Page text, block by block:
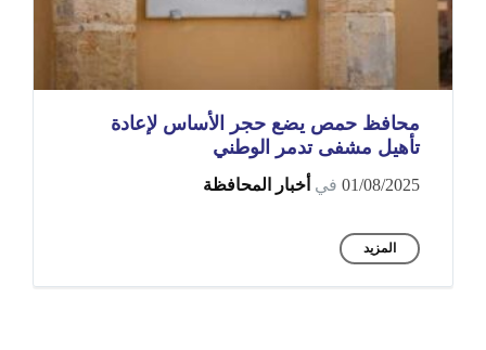
محافظ حمص يضع حجر الأساس لإعادة
تأهيل مشفى تدمر الوطني
01/08/2025 في أخبار المحافظة
المزيد